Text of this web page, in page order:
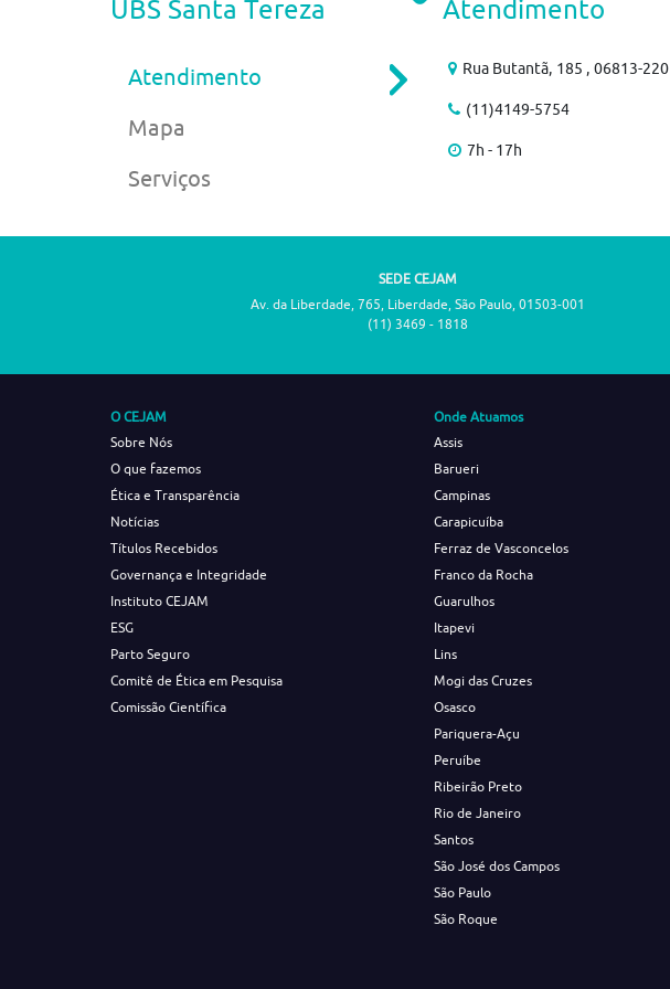
UBS Santa Tereza
Atendimento
Mapa
Serviços
Atendimento
Rua Butantã, 185 , 06813-220
(11)4149-5754
7h - 17h
SEDE CEJAM
Av. da Liberdade, 765, Liberdade, São Paulo, 01503-001
(11) 3469 - 1818
O CEJAM
Sobre Nós
O que fazemos
Ética e Transparência
Notícias
Títulos Recebidos
Governança e Integridade
Instituto CEJAM
ESG
Parto Seguro
Comitê de Ética em Pesquisa
Comissão Científica
Onde Atuamos
Assis
Barueri
Campinas
Carapicuíba
Ferraz de Vasconcelos
Franco da Rocha
Guarulhos
Itapevi
Lins
Mogi das Cruzes
Osasco
Pariquera-Açu
Peruíbe
Ribeirão Preto
Rio de Janeiro
Santos
São José dos Campos
São Paulo
São Roque